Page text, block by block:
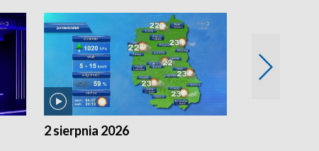
2 sierpnia 2026